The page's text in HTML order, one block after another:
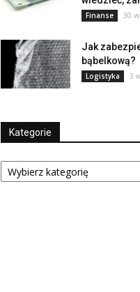
Finanse 30
Jak
bąbelkową?
Logistyka 3
Kategorie
Kategorie